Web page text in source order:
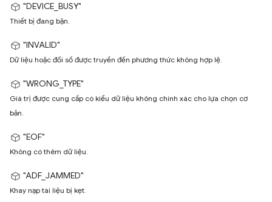
"DEVICE_BUSY"
Thiết bị đang bận.
"INVALID"
Dữ liệu hoặc đối số được truyền đến phương thức không hợp lệ.
"WRONG_TYPE"
Giá trị được cung cấp có kiểu dữ liệu không chính xác cho lựa chọn cơ
bản.
"EOF"
Không có thêm dữ liệu.
"ADF_JAMMED"
Khay nạp tài liệu bị kẹt.